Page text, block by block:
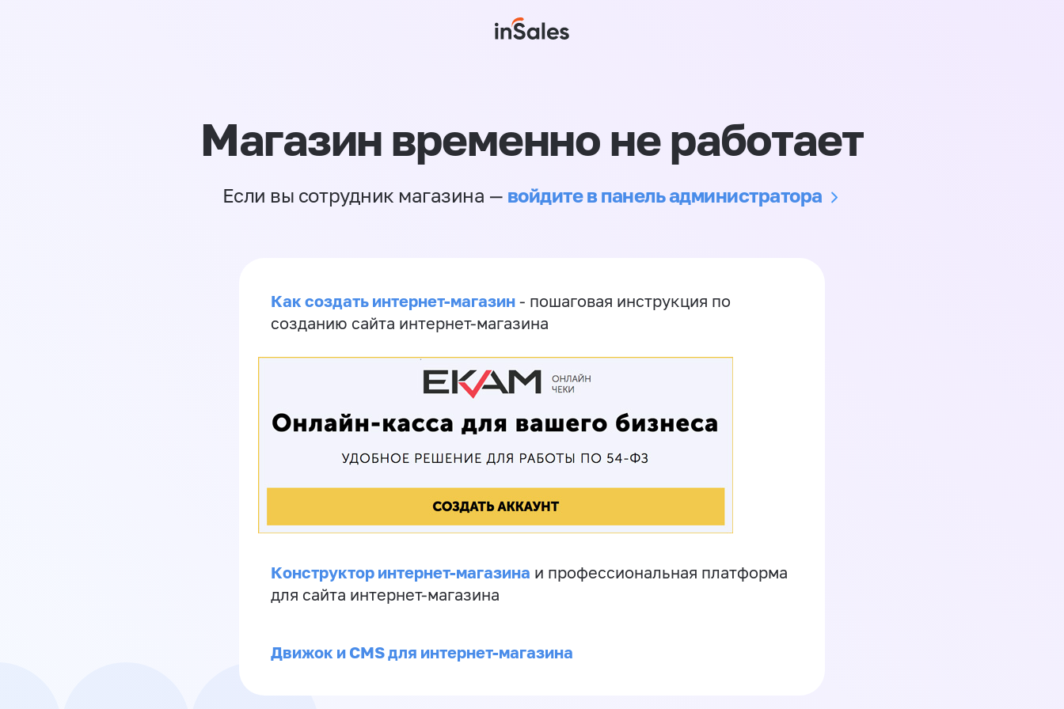
Магазин временно не работает
Если вы сотрудник магазина — войдите в панель администратора
Как создать интернет-магазин - пошаговая инструкция по
созданию сайта интернет-магазина
Конструктор интернет-магазина и профессиональная платформа
для сайта интернет-магазина
Движок и CMS для интернет-магазина